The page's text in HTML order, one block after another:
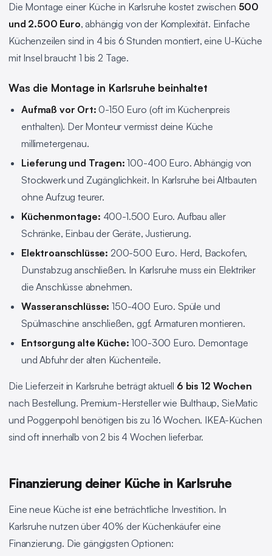
Die Montage einer Küche in Karlsruhe kostet zwischen 500
und 2.500 Euro, abhängig von der Komplexität. Einfache
Küchenzeilen sind in 4 bis 6 Stunden montiert, eine U-Küche
mit Insel braucht 1 bis 2 Tage.
Was die Montage in Karlsruhe beinhaltet
Aufmaß vor Ort: 0-150 Euro (oft im Küchenpreis
enthalten). Der Monteur vermisst deine Küche
millimetergenau.
Lieferung und Tragen: 100-400 Euro. Abhängig von
Stockwerk und Zugänglichkeit. In Karlsruhe bei Altbauten
ohne Aufzug teurer.
Küchenmontage: 400-1.500 Euro. Aufbau aller
Schränke, Einbau der Geräte, Justierung.
Elektroanschlüsse: 200-500 Euro. Herd, Backofen,
Dunstabzug anschließen. In Karlsruhe muss ein Elektriker
die Anschlüsse abnehmen.
Wasseranschlüsse: 150-400 Euro. Spüle und
Spülmaschine anschließen, ggf. Armaturen montieren.
Entsorgung alte Küche: 100-300 Euro. Demontage
und Abfuhr der alten Küchenteile.
Die Lieferzeit in Karlsruhe beträgt aktuell 6 bis 12 Wochen
nach Bestellung. Premium-Hersteller wie Bulthaup, SieMatic
und Poggenpohl benötigen bis zu 16 Wochen. IKEA-Küchen
sind oft innerhalb von 2 bis 4 Wochen lieferbar.
Finanzierung deiner Küche in Karlsruhe
Eine neue Küche ist eine beträchtliche Investition. In
Karlsruhe nutzen über 40% der Küchenkäufer eine
Finanzierung. Die gängigsten Optionen: